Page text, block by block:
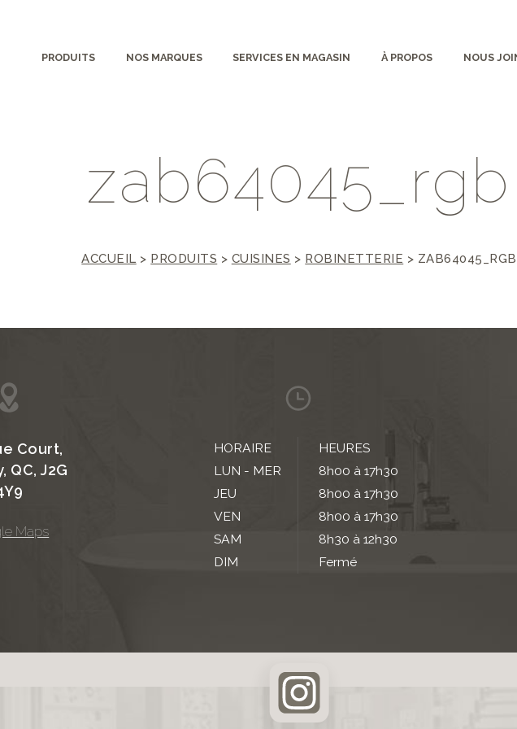
PRODUITS NOS MARQUES SERVICES EN MAGASIN À PROPOS NOUS
zab64045 rgb
ACCUEIL > PRODUITS > CUISINES > ROBINETTERIE > ZAB64045_RGB
Court,
QC, J2G
Maps
HORAIRE
HEURES
LUN - MER
8h00 à 17h30
JEU
8h00 à 17h30
VEN
8h00 à 17h30
SAM
8h30 à 12h30
DIM
Fermé